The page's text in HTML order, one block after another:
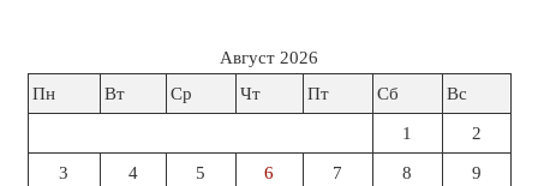
Август 2026
Пн
Вт Ср Чт Пт Сб Вс
1 2
3 4 5 6 7 8 9